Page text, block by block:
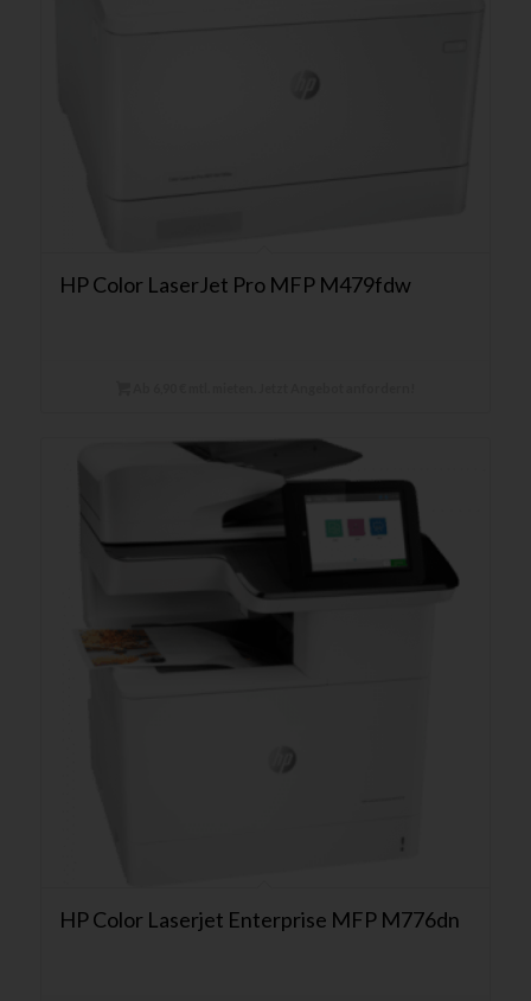
HP Color LaserJet Pro MFP M479fdw
HP Color Laserjet Enterprise MFP M776dn